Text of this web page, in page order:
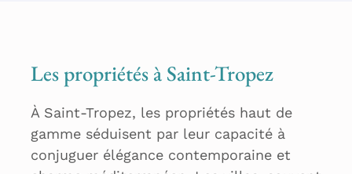
Les propriétés à Saint-Tropez
À Saint-Tropez, les propriétés haut de
gamme séduisent par leur capacité à
conjuguer élégance contemporaine et